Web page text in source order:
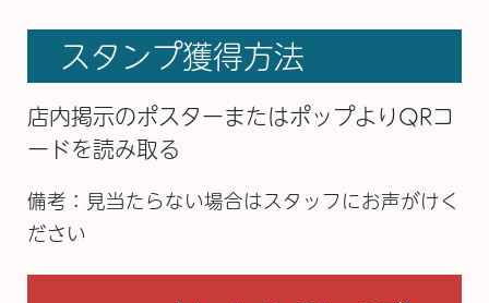
スタンプ獲得方法
店内掲示のポスターまたはポップよりQRコ
ードを読み取る
備考：見当たらない場合はスタッフにお声がけく
ださい